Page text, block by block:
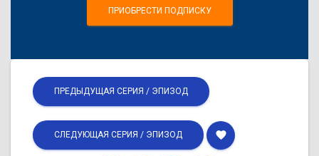
ПРИОБРЕСТИ ПОДПИСКУ
ПРЕДЫДУЩАЯ СЕРИЯ / ЭПИЗОД
СЛЕДУЮЩАЯ СЕРИЯ / ЭПИЗОД favorite